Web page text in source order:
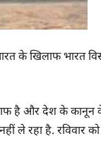
खिलाफ भारत
है और देश के कानून
ले रहा है. रविवार